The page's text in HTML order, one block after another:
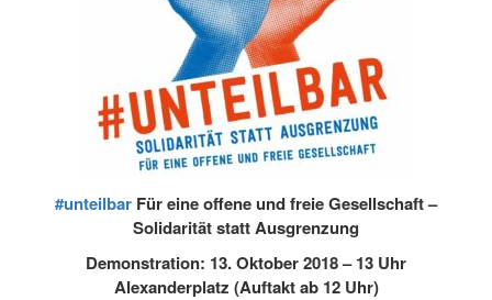
#unteilbar Für eine offene und freie Gesellschaft –
Solidarität statt Ausgrenzung
Demonstration: 13. Oktober 2018 – 13 Uhr
Alexanderplatz (Auftakt ab 12 Uhr)